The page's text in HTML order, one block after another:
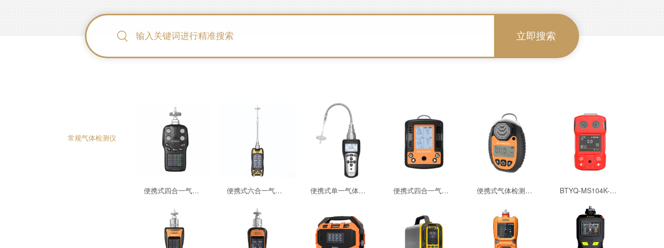
立即搜索
常规气体检测仪
便携式四合一气体检测仪BTYQ-MS400-S-54 便携式六合一气体检测仪BTYQ-MS600-S-54 便携式单一气体检测仪 BTYQ-MS104K-L-54 便携式四合一气体检测仪BTYQ-MS104K-M-54 便携式气体检测仪BTYQ-MS104K-S1-54 BTYQ-MS104K-S2 便携式二合一气体检测仪-54